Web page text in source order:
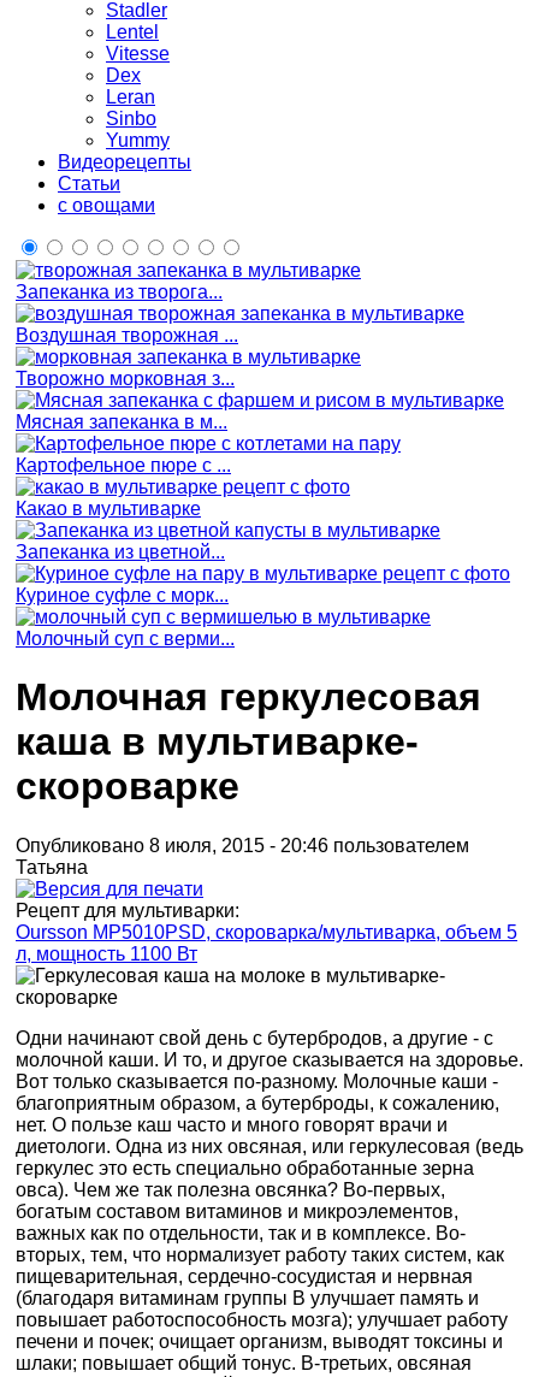
Stadler
Lentel
Vitesse
Dex
Leran
Sinbo
Yummy
Видеорецепты
Статьи
с овощами
Запеканка из творога...
Воздушная творожная ...
Творожно морковная з...
Мясная запеканка в м...
Картофельное пюре с ...
Какао в мультиварке
Запеканка из цветной...
Куриное суфле с морк...
Молочный суп с верми...
Молочная геркулесовая
каша в мультиварке-
скороварке
Опубликовано 8 июля, 2015 - 20:46 пользователем
Татьяна
Рецепт для мультиварки:
Oursson MP5010PSD, скороварка/мультиварка, объем 5
л, мощность 1100 Вт
Одни начинают свой день с бутербродов, а другие - с
молочной каши. И то, и другое сказывается на здоровье.
Вот только сказывается по-разному. Молочные каши -
благоприятным образом, а бутерброды, к сожалению,
нет. О пользе каш часто и много говорят врачи и
диетологи. Одна из них овсяная, или геркулесовая (ведь
геркулес это есть специально обработанные зерна
овса). Чем же так полезна овсянка? Во-первых,
богатым составом витаминов и микроэлементов,
важных как по отдельности, так и в комплексе. Во-
вторых, тем, что нормализует работу таких систем, как
пищеварительная, сердечно-сосудистая и нервная
(благодаря витаминам группы В улучшает память и
повышает работоспособность мозга); улучшает работу
печени и почек; очищает организм, выводят токсины и
шлаки; повышает общий тонус. В-третьих, овсяная